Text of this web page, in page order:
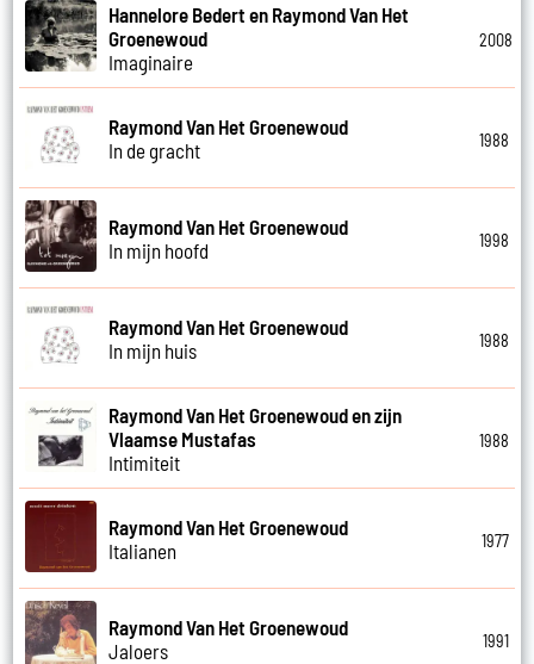
Hannelore Bedert en Raymond Van Het
Groenewoud
Imaginaire
2008
Raymond Van Het Groenewoud
In de gracht
1988
Raymond Van Het Groenewoud
In mijn hoofd
1998
Raymond Van Het Groenewoud
In mijn huis
1988
Raymond Van Het Groenewoud en zijn
Vlaamse Mustafas
Intimiteit
1988
Raymond Van Het Groenewoud
Italianen
1977
Raymond Van Het Groenewoud
Jaloers
1991